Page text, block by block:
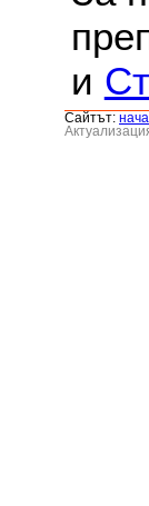
и
Сайтът: